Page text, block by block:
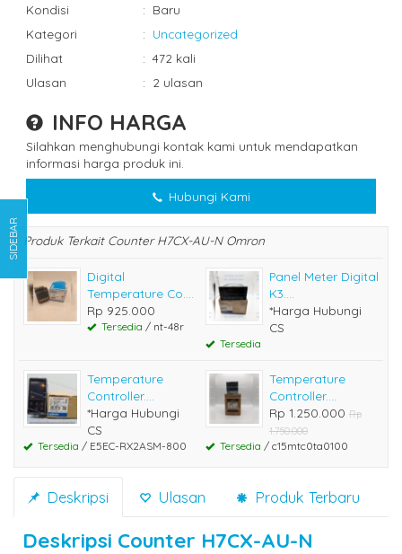
Kondisi
: Baru
Kategori
: Uncategorized
Dilihat
: 472 kali
Ulasan
: 2 ulasan
INFO HARGA
Silahkan menghubungi kontak kami untuk mendapatkan
informasi harga produk ini.
Hubungi Kami
Produk Terkait Counter H7CX-AU-N Omron
Digital
Temperature Co....
Rp 925.000
Tersedia / nt-48r
Panel Meter Digital
K3....
*Harga Hubungi
CS
Tersedia
Temperature
Controller....
*Harga Hubungi
CS
Tersedia / E5EC-RX2ASM-800
Temperature
Controller....
Rp 1.250.000 Rp
1.750.000
Tersedia / c15mtc0ta0100
Deskripsi Ulasan Produk Terbaru
Deskripsi Counter H7CX-AU-N
SIDEBAR